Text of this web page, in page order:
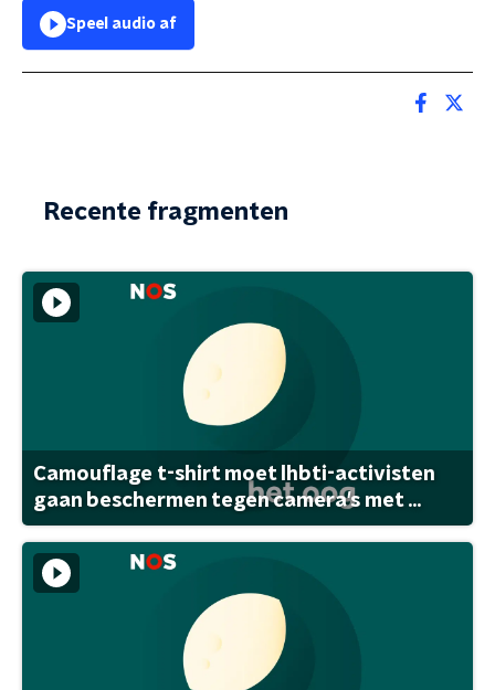
Speel audio af
Recente fragmenten
Camouflage t-shirt moet lhbti-activisten
gaan beschermen tegen camera's met ...